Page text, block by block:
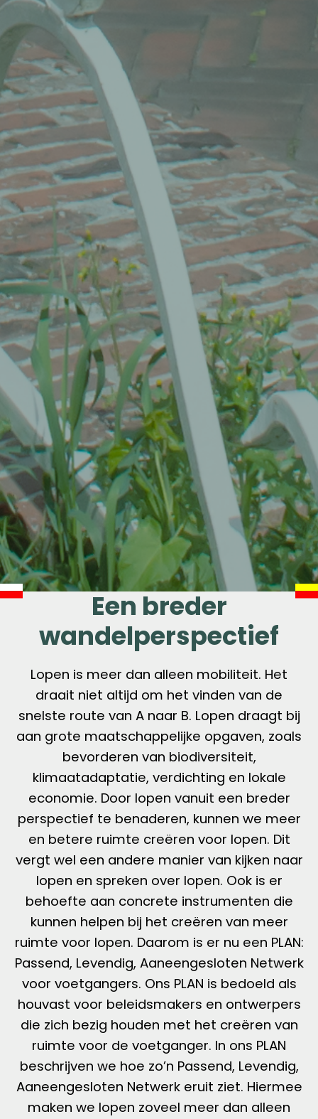
Een breder
wandelperspectief
Lopen is meer dan alleen mobiliteit. Het
draait niet altijd om het vinden van de
snelste route van A naar B. Lopen draagt bij
aan grote maatschappelijke opgaven, zoals
bevorderen van biodiversiteit,
klimaatadaptatie, verdichting en lokale
economie. Door lopen vanuit een breder
perspectief te benaderen, kunnen we meer
en betere ruimte creëren voor lopen. Dit
vergt wel een andere manier van kijken naar
lopen en spreken over lopen. Ook is er
behoefte aan concrete instrumenten die
kunnen helpen bij het creëren van meer
ruimte voor lopen. Daarom is er nu een PLAN:
Passend, Levendig, Aaneengesloten Netwerk
voor voetgangers. Ons PLAN is bedoeld als
houvast voor beleidsmakers en ontwerpers
die zich bezig houden met het creëren van
ruimte voor de voetganger. In ons PLAN
beschrijven we hoe zo’n Passend, Levendig,
Aaneengesloten Netwerk eruit ziet. Hiermee
maken we lopen zoveel meer dan alleen